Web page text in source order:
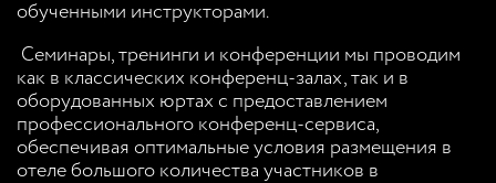
обученными инструкторами.
Семинары, тренинги и конференции мы проводим
как в классических конференц-залах, так и в
оборудованных юртах с предоставлением
профессионального конференц-сервиса,
обеспечивая оптимальные условия размещения в
отеле большого количества участников в